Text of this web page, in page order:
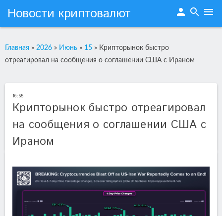
Новости криптовалют person search menu
Главная » 2026 » Июнь » 15 » Крипторынок быстро
отреагировал на сообщения о соглашении США с Ираном
16:55
Крипторынок быстро отреагировал
на сообщения о соглашении США с
Ираном